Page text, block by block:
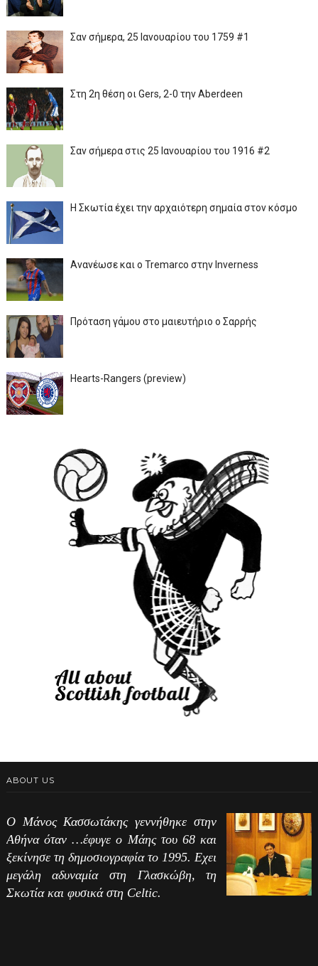
Σαν σήμερα, 25 Ιανουαρίου του 1759 #1
Στη 2η θέση οι Gers, 2-0 την Aberdeen
Σαν σήμερα στις 25 Ιανουαρίου του 1916 #2
Η Σκωτία έχει την αρχαιότερη σημαία στον κόσμο
Ανανέωσε και ο Tremarco στην Inverness
Πρόταση γάμου στο μαιευτήριο ο Σαρρής
Hearts-Rangers (preview)
ABOUT US
Ο Μάνος Κασσωτάκης γεννήθηκε στην
Αθήνα όταν …έφυγε ο Μάης του 68 και
ξεκίνησε τη δημοσιογραφία το 1995. Εχει
μεγάλη αδυναμία στη Γλασκώβη, τη
Σκωτία και φυσικά στη Celtic.